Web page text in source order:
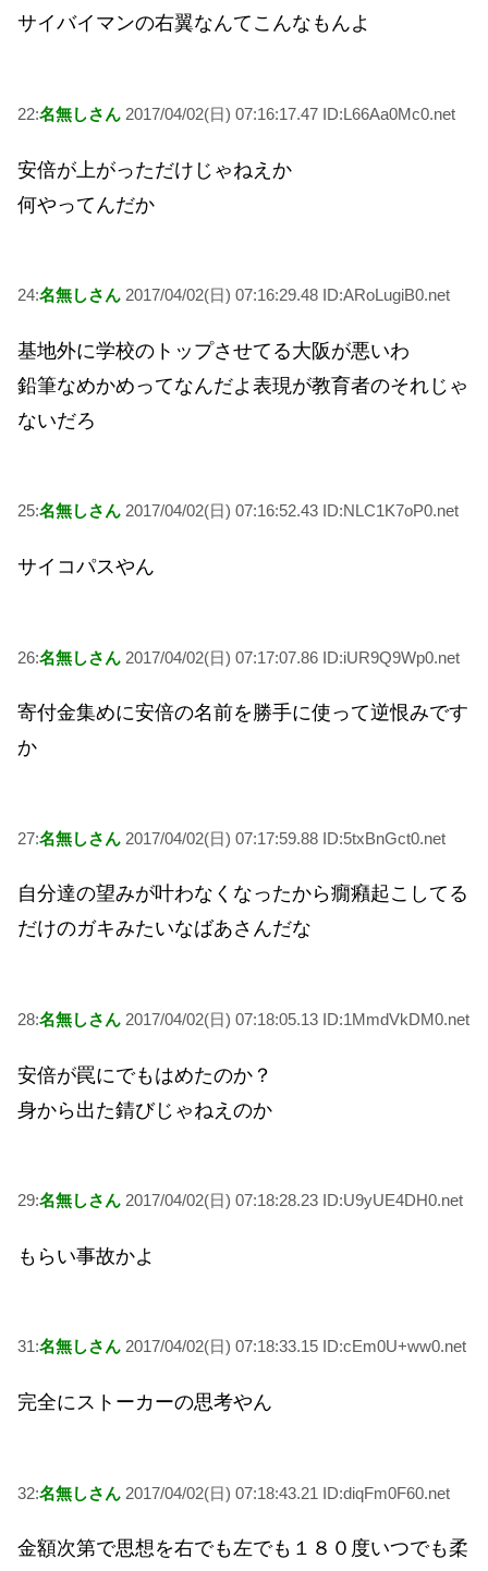
サイバイマンの右翼なんてこんなもんよ
22:名無しさん 2017/04/02(日) 07:16:17.47 ID:L66Aa0Mc0.net
安倍が上がっただけじゃねえか
何やってんだか
24:名無しさん 2017/04/02(日) 07:16:29.48 ID:ARoLugiB0.net
基地外に学校のトップさせてる大阪が悪いわ
鉛筆なめかめってなんだよ表現が教育者のそれじゃ
ないだろ
25:名無しさん 2017/04/02(日) 07:16:52.43 ID:NLC1K7oP0.net
サイコパスやん
26:名無しさん 2017/04/02(日) 07:17:07.86 ID:iUR9Q9Wp0.net
寄付金集めに安倍の名前を勝手に使って逆恨みです
か
27:名無しさん 2017/04/02(日) 07:17:59.88 ID:5txBnGct0.net
自分達の望みが叶わなくなったから癇癪起こしてる
だけのガキみたいなばあさんだな
28:名無しさん 2017/04/02(日) 07:18:05.13 ID:1MmdVkDM0.net
安倍が罠にでもはめたのか？
身から出た錆びじゃねえのか
29:名無しさん 2017/04/02(日) 07:18:28.23 ID:U9yUE4DH0.net
もらい事故かよ
31:名無しさん 2017/04/02(日) 07:18:33.15 ID:cEm0U+ww0.net
完全にストーカーの思考やん
32:名無しさん 2017/04/02(日) 07:18:43.21 ID:diqFm0F60.net
金額次第で思想を右でも左でも１８０度いつでも柔